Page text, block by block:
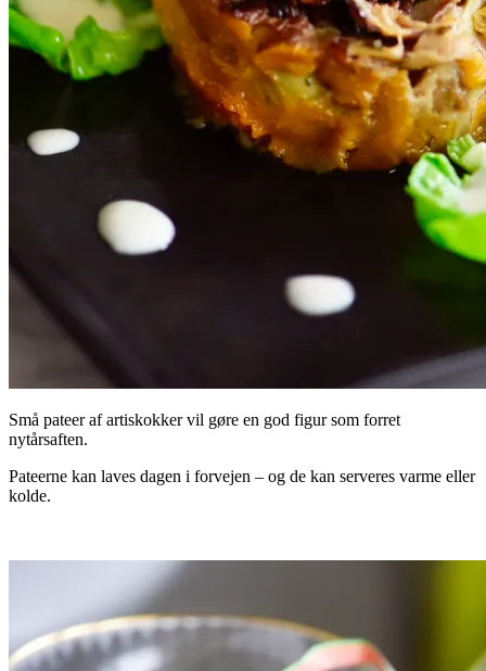
Små pateer af artiskokker vil gøre en god figur som forret
nytårsaften.
Pateerne kan laves dagen i forvejen – og de kan serveres varme eller
kolde.